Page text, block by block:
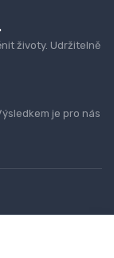
životy. Udržitelně
je pro nás